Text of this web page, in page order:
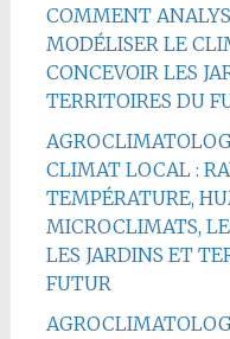
COMMENT
MODÉLISER LE
CONCEVOIR LES
TERRITOIRES DU
CLIMAT LOCAL :
TEMPÉRATURE,
MICROCLIMATS,
LES JARDINS ET
FUTUR